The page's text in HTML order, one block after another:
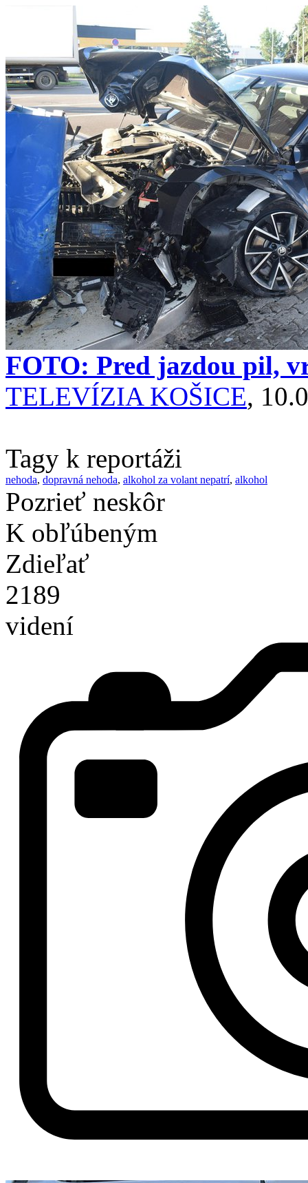
FOTO: Pred jazdou pil,
TELEVÍZIA KOŠICE,
Tagy k reportáži
nehoda, dopravná nehoda, alkohol za volant nepatrí, alkohol
Pozrieť neskôr
K obľúbeným
Zdieľať
2189
videní